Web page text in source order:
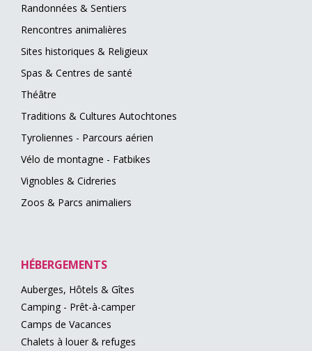
Randonnées & Sentiers
Rencontres animalières
Sites historiques & Religieux
Spas & Centres de santé
Théâtre
Traditions & Cultures Autochtones
Tyroliennes - Parcours aérien
Vélo de montagne - Fatbikes
Vignobles & Cidreries
Zoos & Parcs animaliers
HÉBERGEMENTS
Auberges, Hôtels & Gîtes
Camping - Prêt-à-camper
Camps de Vacances
Chalets à louer & refuges